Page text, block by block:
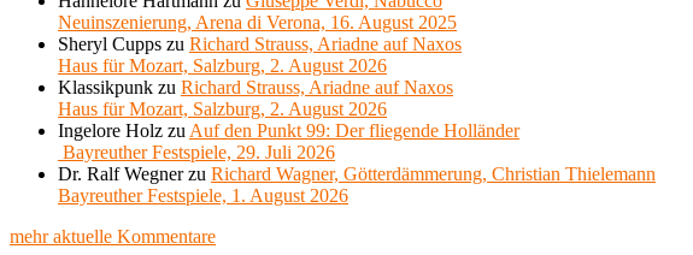
Neuinszenierung, Arena di Verona, 16. August 2025
Sheryl Cupps zu Richard Strauss, Ariadne auf Naxos
Haus für Mozart, Salzburg, 2. August 2026
Klassikpunk zu Richard Strauss, Ariadne auf Naxos
Haus für Mozart, Salzburg, 2. August 2026
Ingelore Holz zu Auf den Punkt 99: Der fliegende Holländer
Bayreuther Festspiele, 29. Juli 2026
Dr. Ralf Wegnerzu Richard Wagner, Götterdämmerung, Christian Thielemann
Bayreuther Festspiele, 1. August 2026
mehr aktuelle Kommentare